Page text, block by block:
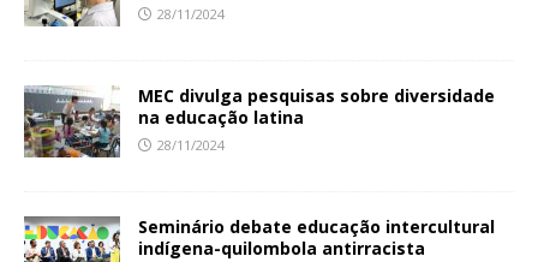
28/11/2024
MEC divulga pesquisas sobre diversidade
na educação latina
28/11/2024
Seminário debate educação intercultural
indígena-quilombola antirracista